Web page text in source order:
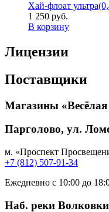
Хай-флоат
1 250 руб.
В корзину
Лицензии
Поставщики
Магазины «Весёлая
Парголово, ул.
м. «Проспект
+7 (812) 507-91-34
Ежедневно с 10:00 до
Наб. реки